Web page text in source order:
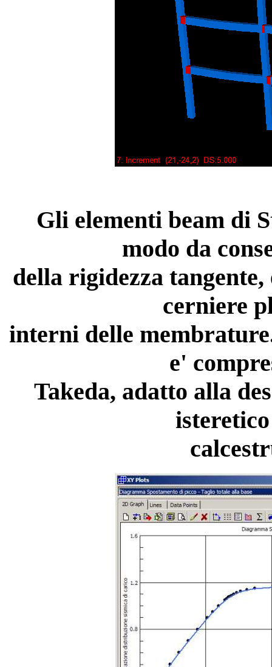
Gli elementi beam di
modo da
della rigidezza
cerniere
interni delle
e'
Takeda, adatto alla